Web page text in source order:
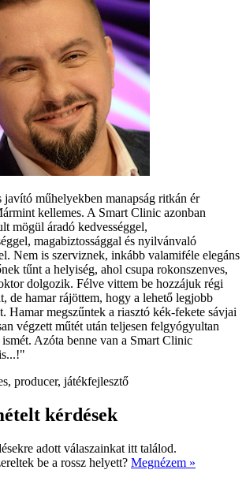
műhelyekben manapság ritkán ér
kellemes. A Smart Clinic azonban
mögül áradó kedvességgel,
magabiztossággal és nyilvánvaló
Nem is szerviznek, inkább valamiféle elegáns
tűnt a helyiség, ahol csupa rokonszenves,
dolgozik. Félve vittem be hozzájuk régi
de hamar rájöttem, hogy a lehető legjobb
Hamar megszűntek a riasztó kék-fekete sávjai
végzett műtét után teljesen felgyógyultan
Azóta benne van a Smart Clinic
producer, játékfejlesztő
kérdések
adott válaszainkat itt találod.
be a rossz helyett? Megnézem »